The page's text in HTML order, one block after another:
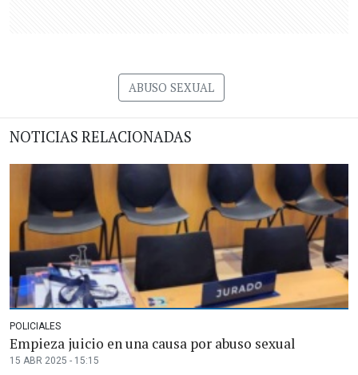
ABUSO SEXUAL
NOTICIAS RELACIONADAS
POLICIALES
Empieza juicio en una causa por abuso sexual
15 ABR 2025 - 15:15